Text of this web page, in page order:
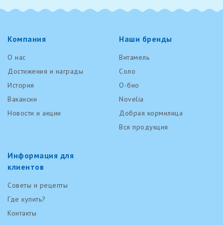
Компания
О нас
Достижения и награды
История
Вакансии
Новости и акции
Наши бренды
Витамель
Соло
О-био
Novelia
Добрая кормилица
Вся продукция
Информация для
клиентов
Советы и рецепты
Где купить?
Контакты